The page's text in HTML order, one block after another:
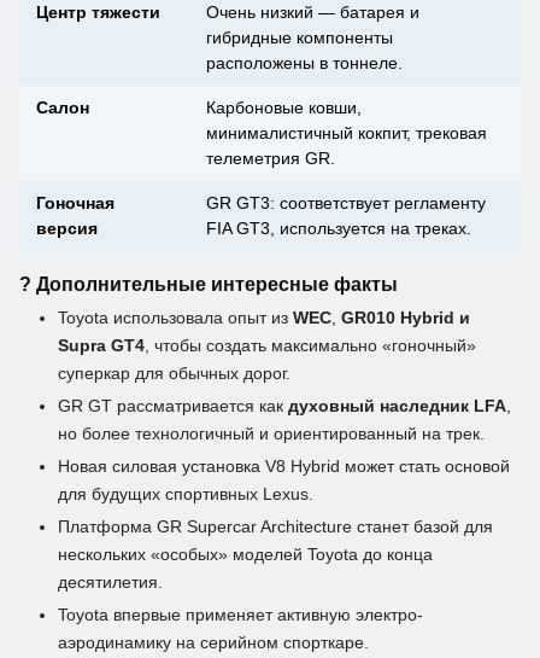
Центр тяжести
Очень низкий — батарея и
гибридные компоненты
расположены в тоннеле.
Салон
Карбоновые ковши,
минималистичный кокпит, трековая
телеметрия GR.
Гоночная
версия
GR GT3: соответствует регламенту
FIA GT3, используется на треках.
? Дополнительные интересные факты
Toyota использовала опыт из WEC GR010 Hybrid и
Supra GT4 , чтобы создать максимально «гоночный»
суперкар для обычных дорог.
GR GT рассматривается как духовный наследник LFA
но более технологичный и ориентированный на трек.
Новая силовая установка V8 Hybrid может стать основой
для будущих спортивных Lexus.
Платформа GR Supercar Architecture станет базой для
нескольких «особых» моделей Toyota до конца
десятилетия.
Toyota впервые применяет активную электро-
аэродинамику на серийном спорткаре.